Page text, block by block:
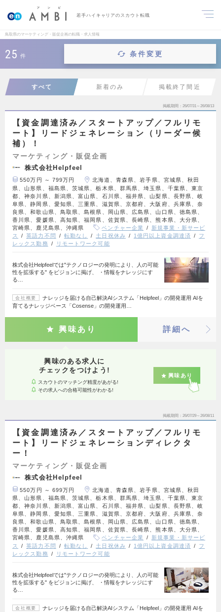
若手ハイキャリアのスカウト転職
鳥取県のマーケティング・販促企画の転職・求人情報
25 件 条件変更
すべて 新着のみ 掲載終了間近
掲載期間 26/07/31～26/08/13
【資金調達済み／スタートアップ／フルリモ
ート】リードジェネレーション（リーダー候
補）！
マーケティング・販促企画
株式会社Helpfeel
550万円 ～ 799万円
北海道、青森県、岩手県、宮城県、秋田
県、山形県、福島県、茨城県、栃木県、群馬県、埼玉県、千葉県、東京
都、神奈川県、新潟県、富山県、石川県、福井県、山梨県、長野県、岐
阜県、静岡県、愛知県、三重県、滋賀県、京都府、大阪府、兵庫県、奈
良県、和歌山県、鳥取県、島根県、岡山県、広島県、山口県、徳島県、
香川県、愛媛県、高知県、福岡県、佐賀県、長崎県、熊本県、大分県、
宮崎県、鹿児島県、沖縄県
ベンチャー企業
新規事業・新サービ
ス
英語力不問 転勤なし 土日祝休み 1億円以上資金調達済
フ
レックス勤務
リモートワーク可能
株式会社Helpfeelでは"テクノロジーの発明により、人の可能
性を拡張する" をビジョンに掲げ、 ・情報をナレッジにす
る…
会社概要
ナレッジを届ける自己解決AIシステム「Helpfeel」の開発運用 AIを
育てるナレッジベース「Cosense」の開発運用…
興味あり 詳細へ
興味のある求人に
チェックをつけよう!
スカウトのマッチング精度があがる!
その求人への合格可能性がわかる!
興味あり
掲載期間 26/07/29～26/08/11
【資金調達済み／スタートアップ／フルリモ
ート】リードジェネレーションディレクタ
ー！
マーケティング・販促企画
株式会社Helpfeel
550万円 ～ 699万円
北海道、青森県、岩手県、宮城県、秋田
県、山形県、福島県、茨城県、栃木県、群馬県、埼玉県、千葉県、東京
都、神奈川県、新潟県、富山県、石川県、福井県、山梨県、長野県、岐
阜県、静岡県、愛知県、三重県、滋賀県、京都府、大阪府、兵庫県、奈
良県、和歌山県、鳥取県、島根県、岡山県、広島県、山口県、徳島県、
香川県、愛媛県、高知県、福岡県、佐賀県、長崎県、熊本県、大分県、
宮崎県、鹿児島県、沖縄県
ベンチャー企業
新規事業・新サービ
ス
英語力不問 転勤なし 土日祝休み 1億円以上資金調達済
フ
レックス勤務
リモートワーク可能
株式会社Helpfeelでは"テクノロジーの発明により、人の可能
性を拡張する" をビジョンに掲げ、 ・情報をナレッジにす
る…
会社概要
ナレッジを届ける自己解決AIシステム「Helpfeel」の開発運用 AIを